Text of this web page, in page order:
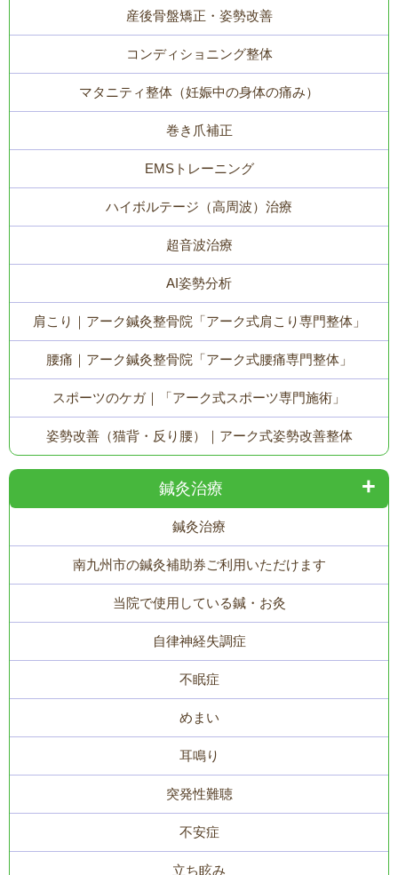
産後骨盤矯正・姿勢改善
コンディショニング整体
マタニティ整体（妊娠中の身体の痛み）
巻き爪補正
EMSトレーニング
ハイボルテージ（高周波）治療
超音波治療
AI姿勢分析
肩こり｜アーク鍼灸整骨院「アーク式肩こり専門整体」
腰痛｜アーク鍼灸整骨院「アーク式腰痛専門整体」
スポーツのケガ｜「アーク式スポーツ専門施術」
姿勢改善（猫背・反り腰）｜アーク式姿勢改善整体
鍼灸治療
鍼灸治療
南九州市の鍼灸補助券ご利用いただけます
当院で使用している鍼・お灸
自律神経失調症
不眠症
めまい
耳鳴り
突発性難聴
不安症
立ち眩み